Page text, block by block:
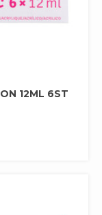
12ML 6ST